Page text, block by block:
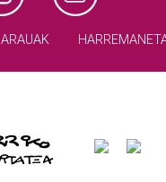
ARAUAK